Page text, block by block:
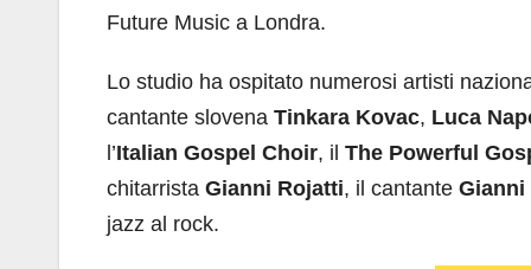
Future Music a Londra.
Lo studio ha ospitato numerosi artisti
cantante slovena Tinkara Kovac, Luca
l’Italian Gospel Choir, il The Powerful
chitarrista Gianni Rojatti, il cantante Gianni
jazz al rock.